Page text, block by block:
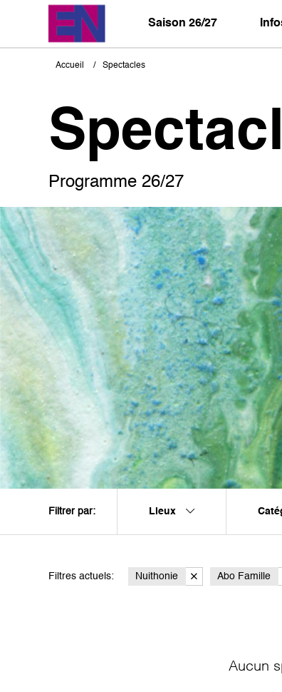
Saison 26/27
Fil
Accueil Spectacles
Programme 26/27
Filtrer par: Lieux
Filtres actuels: Nuithonie Abo Famille
Aucun